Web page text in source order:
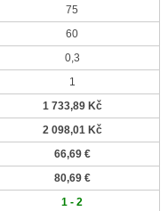
75
60
0,3
1
1 733,89 Kč
2 098,01 Kč
66,69 €
80,69 €
1 - 2